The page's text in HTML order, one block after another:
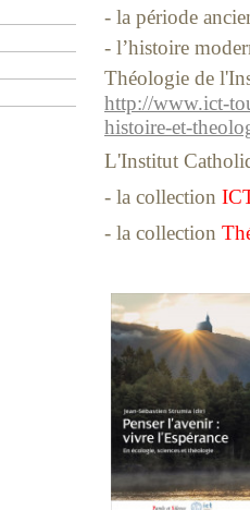
- la période
- l’histoire
Théologie de
http://www.ict-
histoire-et-
L'Institut
- la collection
- la collection